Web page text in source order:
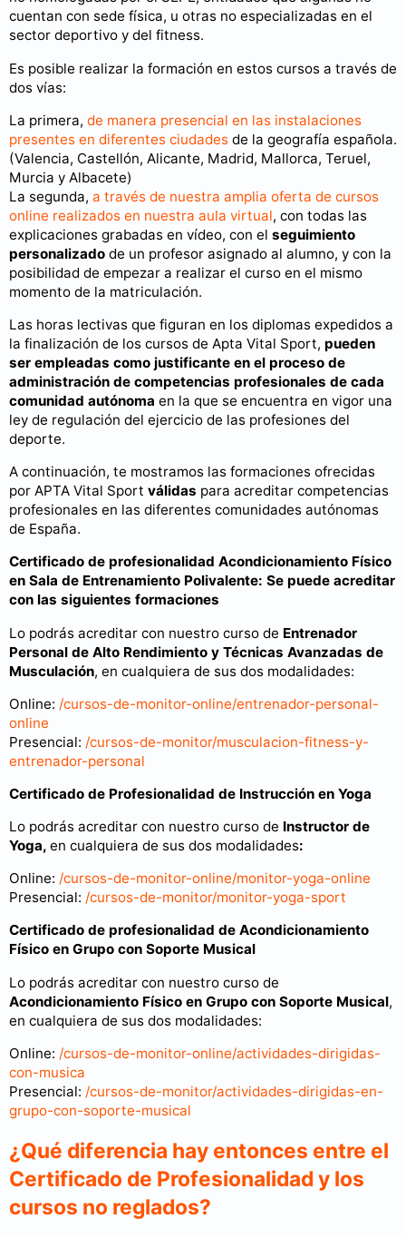
cuentan con sede física, u otras no especializadas en el
sector deportivo y del fitness.
Es posible realizar la formación en estos cursos a través de
dos vías:
La primera, de manera presencial en las instalaciones
presentes en diferentes ciudades de la geografía española.
(Valencia, Castellón, Alicante, Madrid, Mallorca, Teruel,
Murcia y Albacete)
La segunda, a través de nuestra amplia oferta de cursos
online realizados en nuestra aula virtual, con todas las
explicaciones grabadas en vídeo, con el seguimiento
personalizado de un profesor asignado al alumno, y con la
posibilidad de empezar a realizar el curso en el mismo
momento de la matriculación.
Las horas lectivas que figuran en los diplomas expedidos a
la finalización de los cursos de Apta Vital Sport, pueden
ser empleadas como justificante en el proceso de
administración de competencias profesionales de cada
comunidad autónoma en la que se encuentra en vigor una
ley de regulación del ejercicio de las profesiones del
deporte.
A continuación, te mostramos las formaciones ofrecidas
por APTA Vital Sport válidas para acreditar competencias
profesionales en las diferentes comunidades autónomas
de España.
Certificado de profesionalidad Acondicionamiento Físico
en Sala de Entrenamiento Polivalente: Se puede acreditar
con las siguientes formaciones
Lo podrás acreditar con nuestro curso de Entrenador
Personal de Alto Rendimiento y Técnicas Avanzadas de
Musculación, en cualquiera de sus dos modalidades:
Online: /cursos-de-monitor-online/entrenador-personal-
online
Presencial: /cursos-de-monitor/musculacion-fitness-y-
entrenador-personal
Certificado de Profesionalidad de Instrucción en Yoga
Lo podrás acreditar con nuestro curso de Instructor de
Yoga, en cualquiera de sus dos modalidades:
Online: /cursos-de-monitor-online/monitor-yoga-online
Presencial: /cursos-de-monitor/monitor-yoga-sport
Certificado de profesionalidad de Acondicionamiento
Físico en Grupo con Soporte Musical
Lo podrás acreditar con nuestro curso de
Acondicionamiento Físico en Grupo con Soporte Musical,
en cualquiera de sus dos modalidades:
Online: /cursos-de-monitor-online/actividades-dirigidas-
con-musica
Presencial: /cursos-de-monitor/actividades-dirigidas-en-
grupo-con-soporte-musical
¿Qué diferencia hay entonces entre el
Certificado de Profesionalidad y los
cursos no reglados?